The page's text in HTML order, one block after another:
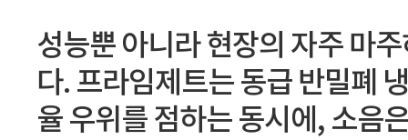
성능뿐 아니라 현장의 자주 마
다. 프라임제트는 동급 반밀폐
율 우위를 점하는 동시에, 소음